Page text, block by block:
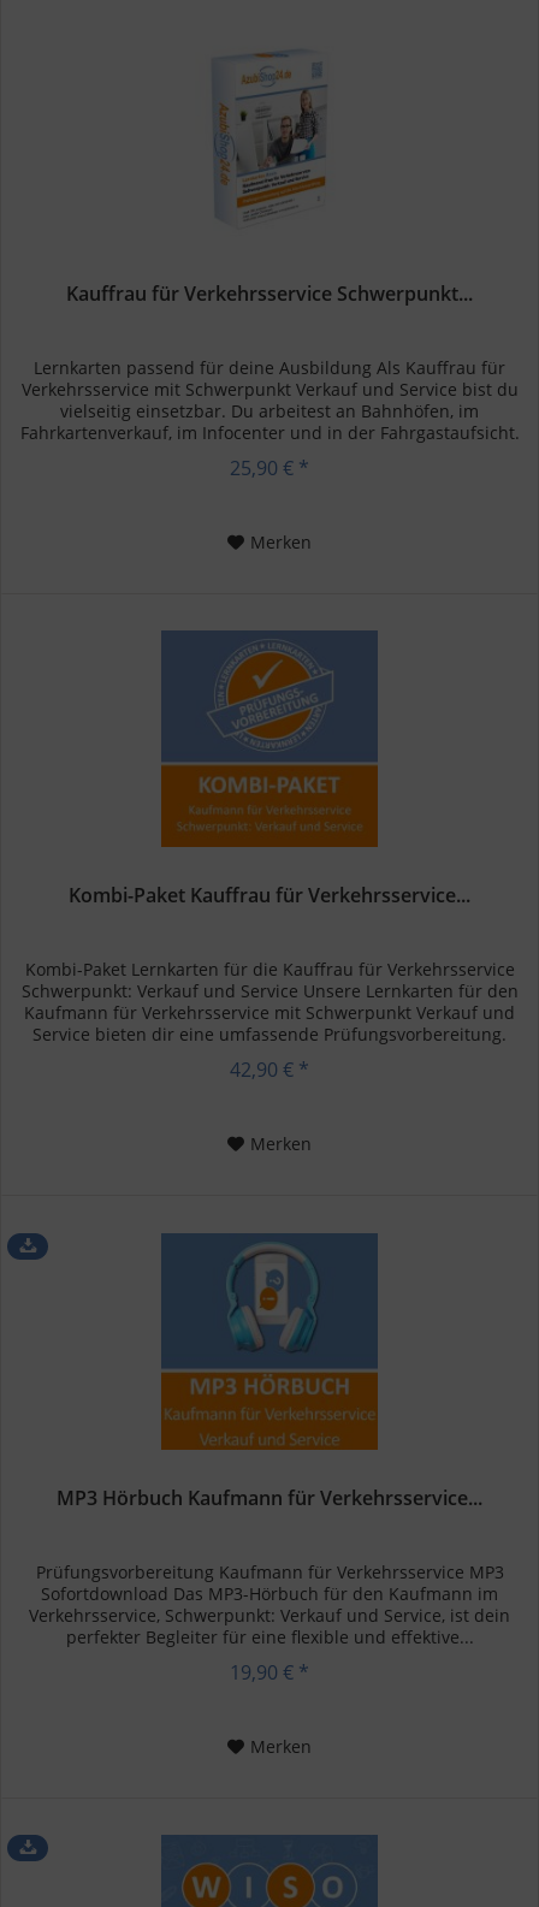
Kauffrau für Verkehrsservice Schwerpunkt...
Lernkarten passend für deine Ausbildung Als Kauffrau für
Verkehrsservice mit Schwerpunkt Verkauf und Service bist du
vielseitig einsetzbar. Du arbeitest an Bahnhöfen, im
Fahrkartenverkauf, im Infocenter und in der Fahrgastaufsicht.
25,90 € *
Merken
Kombi-Paket Kauffrau für Verkehrsservice...
Kombi-Paket Lernkarten für die Kauffrau für Verkehrsservice
Schwerpunkt: Verkauf und Service Unsere Lernkarten für den
Kaufmann für Verkehrsservice mit Schwerpunkt Verkauf und
Service bieten dir eine umfassende Prüfungsvorbereitung.
42,90 € *
Merken
MP3 Hörbuch Kaufmann für Verkehrsservice...
Prüfungsvorbereitung Kaufmann für Verkehrsservice MP3
Sofortdownload Das MP3-Hörbuch für den Kaufmann im
Verkehrsservice, Schwerpunkt: Verkauf und Service, ist dein
perfekter Begleiter für eine flexible und effektive...
19,90 € *
Merken